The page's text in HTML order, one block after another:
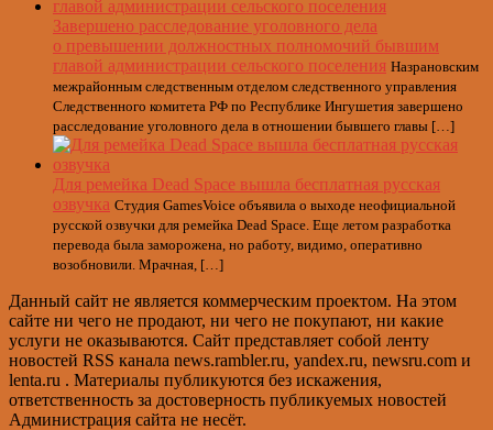
Завершено расследование уголовного дела
о превышении должностных полномочий бывшим
главой администрации сельского поселения Назрановским
межрайонным следственным отделом следственного управления
Следственного комитета РФ по Республике Ингушетия завершено
расследование уголовного дела в отношении бывшего главы […]
Для ремейка Dead Space вышла бесплатная русская
озвучка Студия GamesVoice объявила о выходе неофициальной
русской озвучки для ремейка Dead Space. Еще летом разработка
перевода была заморожена, но работу, видимо, оперативно
возобновили. Мрачная, […]
Данный сайт не является коммерческим проектом. На этом
сайте ни чего не продают, ни чего не покупают, ни какие
услуги не оказываются. Сайт представляет собой ленту
новостей RSS канала news.rambler.ru, yandex.ru, newsru.com и
lenta.ru . Материалы публикуются без искажения,
ответственность за достоверность публикуемых новостей
Администрация сайта не несёт.